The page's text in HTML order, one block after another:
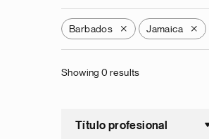
Barbados X Jamaica X
Showing 0 results
Título profesional